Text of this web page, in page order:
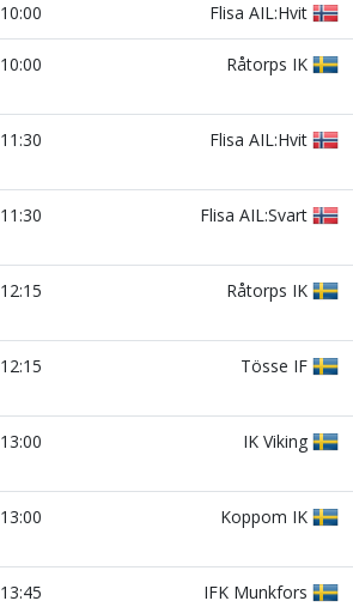
10:00 Flisa AIL:Hvit
10:00 Råtorps IK
11:30 Flisa AIL:Hvit
11:30 Flisa AIL:Svart
12:15 Råtorps IK
12:15 Tösse IF
13:00 IK Viking
13:00 Koppom IK
13:45 IFK Munkfors